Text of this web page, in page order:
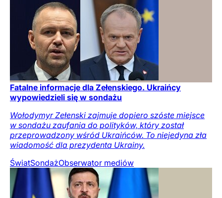
Fatalne informacje dla Zełenskiego. Ukraińcy
wypowiedzieli się w sondażu
Wołodymyr Zełenski zajmuje dopiero szóste miejsce
w sondażu zaufania do polityków, który został
przeprowadzony wśród Ukraińców. To niejedyna zła
wiadomość dla prezydenta Ukrainy.
ŚwiatSondażObserwator mediów